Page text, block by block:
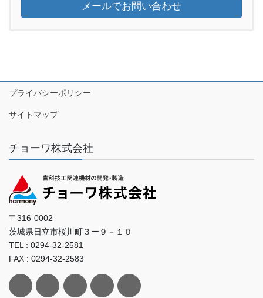
メールでお問い合わせ
プライバシーポリシー
サイトマップ
チョーワ株式会社
〒316-0002
茨城県日立市桜川町３ー９－１０
TEL : 0294-32-2581
FAX : 0294-32-2583